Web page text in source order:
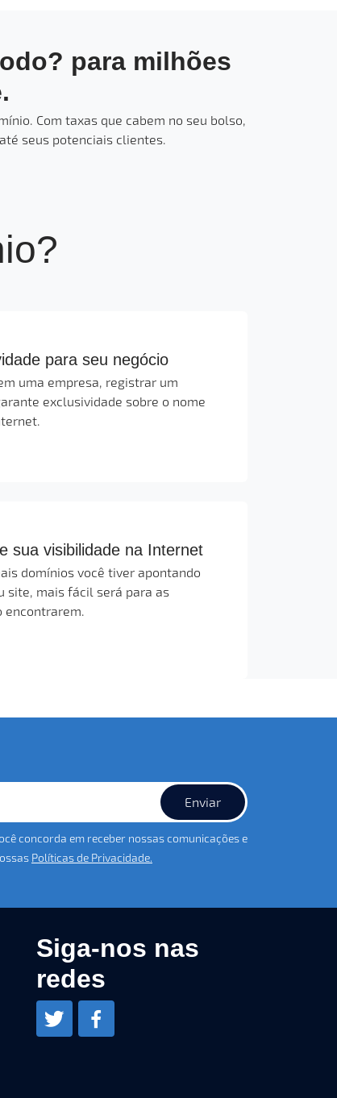
para milhões
Com taxas que cabem no seu bolso,
seus potenciais clientes.
para seu negócio
uma empresa, registrar um
exclusividade sobre o nome
sua visibilidade na Internet
domínios você tiver apontando
site, mais fácil será para as
encontrarem.
Enviar
concorda em receber nossas comunicações e
Políticas de Privacidade.
Siga-nos nas
redes
digihost